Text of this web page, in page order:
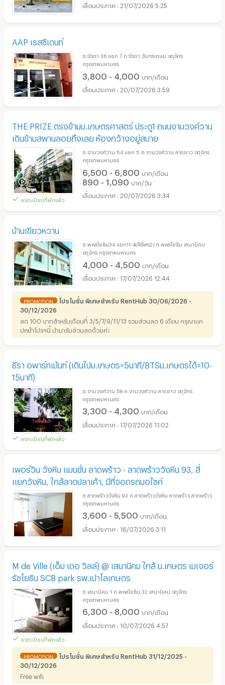
21/07/2026 5:25
AAP เรสซิเดนท์
ซ.รัชดา 36 เเยก 7 ถ.รัชดา จันทรเกษม จตุจักร
กรุงเทพมหานคร
3,800 - 4,000 บาท/เดือน
20/07/2026 3:59
THE PRIZE ตรงข้ามม.เกษตรศาสตร์ ประตู1 ถนนงามวงศ์วาน
เดินข้ามสพานลอยถึงเลย ห้องกว้างอยู่สบาย
ลงทะเบียนที่พักแล้ว
ซ.งามวงศ์วาน 54 แยก 5 ถ.งามวงศ์วาน ลาดยาว จตุจักร
กรุงเทพมหานคร
6,500 - 6,800 บาท/เดือน
890 - 1,090 บาท/วัน
20/07/2026 3:34
บ้านเขียวหวาน
ซ.พหลโยธิน34 แยก11-4(ศิริพร2) ถ.พหลโยธิน เสนานิคม
จตุจักร กรุงเทพมหานคร
4,000 - 4,500 บาท/เดือน
17/07/2026 12:44
PROMOTION
โปรโมชั่น พิเศษสำหรับ RentHub 30/06/2026 -
30/12/2026
ลด 100 บาทสำหรับเดือนที่ 3/5/7/9/11/13 รวมส่วนลด 6 เดือน กรุณาแค
ปหน้าโปรฯนี้ นำมารับส่วนลดด้วยค่ะ
ธีรา อพาร์ทเม้นท์ (เดินไปม.เกษตร=5นาที/BTSม.เกษตรได้=10-
15นาที)
ลงทะเบียนที่พักแล้ว
ซ.งามวงศ์วาน 58 ถ.งามวงศ์วาน ลาดยาว จตุจักร
กรุงเทพมหานคร
3,300 - 4,300 บาท/เดือน
17/07/2026 11:02
เพอร์วิน วังหิน แมนชั่น ลาดพร้าว - ลาดพร้าววังหิน 93, สี่
แยกวังหิน, ใกล้ลาดปลาเค้า, มีที่จอดรถมอไซค์
ซ.ลาดพร้าววังหิน 93 ถ.ลาดพร้าววังหิน ลาดพร้าว ลาดพร้าว
กรุงเทพมหานคร
3,600 - 5,500 บาท/เดือน
16/07/2026 3:11
M de Ville (เอ็ม เดอ วิลล์) @ เสนานิคม ใกล้ ม.เกษตร เมเจอร์
รัชโยธิน SCB park รพ.เปาโลเกษตร
ลงทะเบียนที่พักแล้ว
ซ.เสนานิคม 1 ถ.พหลโยธิน 32 เสนานิคม จตุจักร
กรุงเทพมหานคร
6,300 - 8,000 บาท/เดือน
10/07/2026 4:57
PROMOTION
โปรโมชั่น พิเศษสำหรับ RentHub 31/12/2025 -
30/12/2026
Free wifi